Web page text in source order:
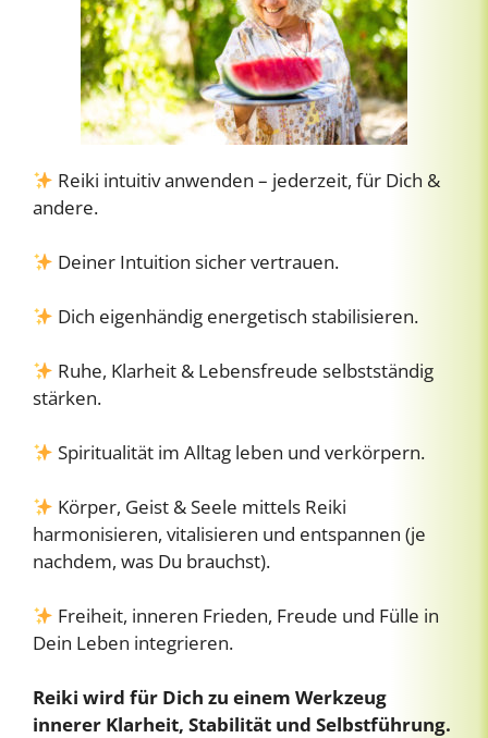
Reiki intuitiv anwenden – jederzeit, für Dich &
andere.
Deiner Intuition sicher vertrauen.
Dich eigenhändig energetisch stabilisieren.
Ruhe, Klarheit & Lebensfreude selbstständig
stärken.
Spiritualität im Alltag leben und verkörpern.
Körper, Geist & Seele mittels Reiki
harmonisieren, vitalisieren und entspannen (je
nachdem, was Du brauchst).
Freiheit, inneren Frieden, Freude und Fülle in
Dein Leben integrieren.
Reiki wird für Dich zu einem Werkzeug
innerer Klarheit, Stabilität und Selbstführung.